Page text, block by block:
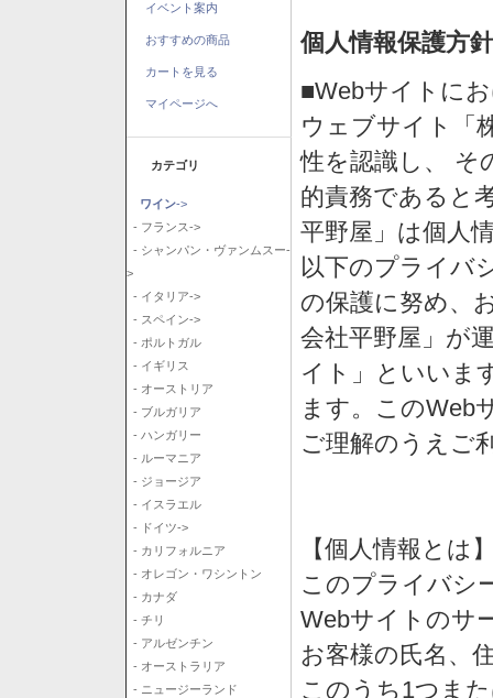
イベント案内
おすすめの商品
カートを見る
マイページへ
カテゴリ
ワイン->
- フランス->
- シャンパン・ヴァンムスー-
>
- イタリア->
- スペイン->
- ポルトガル
- イギリス
- オーストリア
- ブルガリア
- ハンガリー
- ルーマニア
- ジョージア
- イスラエル
- ドイツ->
- カリフォルニア
- オレゴン・ワシントン
- カナダ
- チリ
- アルゼンチン
- オーストラリア
- ニュージーランド
個人情報保護方針
■Webサイトに
ウェブサイト「
性を認識し、 そ
的責務であると
平野屋」は個人
以下のプライバ
の保護に努め、
会社平野屋」が
イト」といいま
ます。このWeb
ご理解のうえご
【個人情報とは
このプライバシ
Webサイトのサ
お客様の氏名、
このうち1つま